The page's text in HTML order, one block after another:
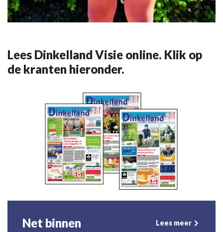
Lees Dinkelland Visie online. Klik op
de kranten hieronder.
Net binnen Lees meer